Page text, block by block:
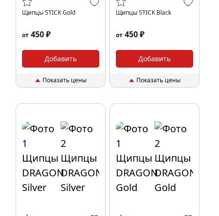
Щипцы STICK Gold
от 450 ₽
Добавить
Показать цены
Щипцы STICK Black
от 450 ₽
Добавить
Показать цены